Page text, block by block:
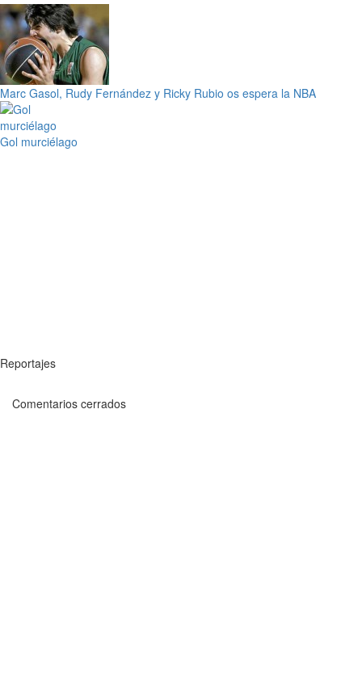
Marc Gasol, Rudy Fernández y Ricky Rubio os espera la NBA
Gol murciélago
Reportajes
Comentarios cerrados